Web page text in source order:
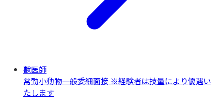
獣医師
常勤小動物一般委細面接 ※経験者は技量により優遇い
たします